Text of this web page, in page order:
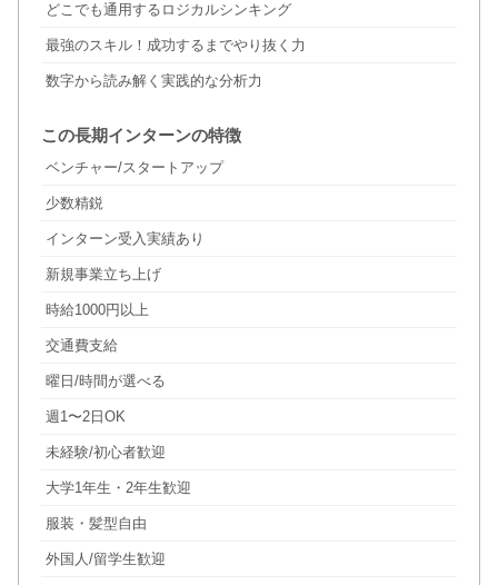
どこでも通用するロジカルシンキング
最強のスキル！成功するまでやり抜く力
数字から読み解く実践的な分析力
この長期インターンの特徴
ベンチャー/スタートアップ
少数精鋭
インターン受入実績あり
新規事業立ち上げ
時給1000円以上
交通費支給
曜日/時間が選べる
週1〜2日OK
未経験/初心者歓迎
大学1年生・2年生歓迎
服装・髪型自由
外国人/留学生歓迎